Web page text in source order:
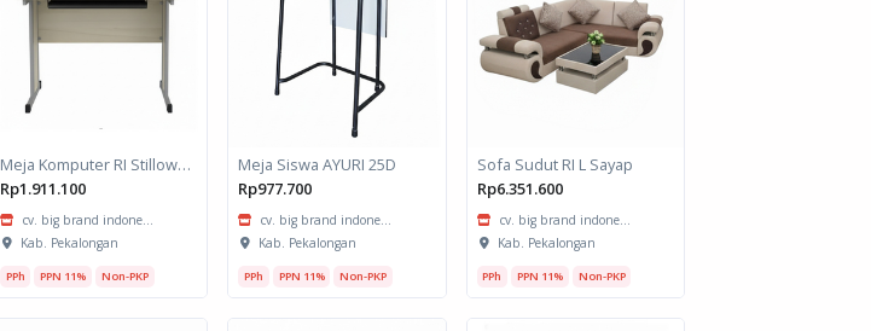
Meja Komputer RI Stillow 9060
Rp1.911.100
cv. big brand indone...
Kab. Pekalongan
PPh PPN 11% Non-PKP
Meja Siswa AYURI 25D
Rp977.700
cv. big brand indone...
Kab. Pekalongan
PPh PPN 11% Non-PKP
Sofa Sudut RI L Sayap
Rp6.351.600
cv. big brand indone...
Kab. Pekalongan
PPh PPN 11% Non-PKP